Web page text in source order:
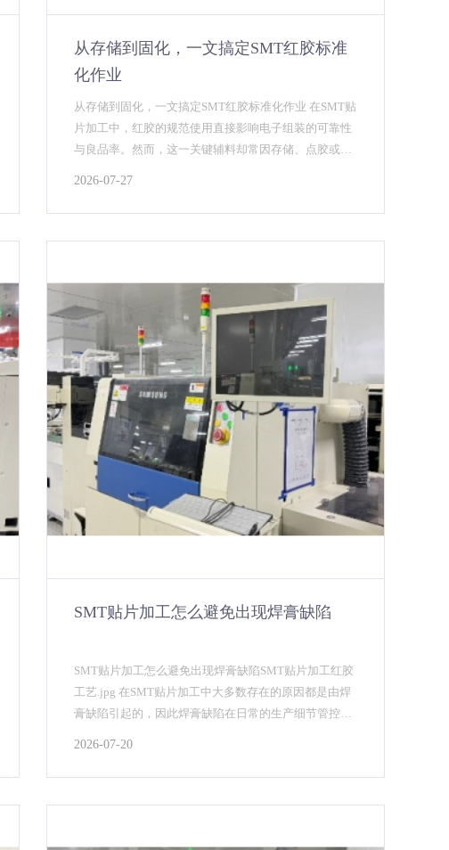
​从存储到固化，一文搞定SMT红胶标准
化作业
从存储到固化，一文搞定SMT红胶标准化作业 在SMT贴
片加工中，红胶的规范使用直接影响电子组装的可靠性
与良品率。然而，这一关键辅料却常因存储、点胶或检
2026-07-27
SMT贴片加工怎么避免出现焊膏缺陷
SMT贴片加工怎么避免出现焊膏缺陷SMT贴片加工红胶
工艺.jpg 在SMT贴片加工中大多数存在的原因都是由焊
膏缺陷引起的，因此焊膏缺陷在日常的生产细节管控过
2026-07-20